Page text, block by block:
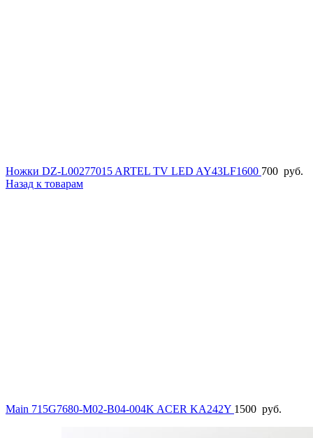
Ножки DZ-L00277015 ARTEL TV LED AY43LF1600 700 руб.
Назад к товарам
Main 715G7680-M02-B04-004K ACER KA242Y 1500 руб.